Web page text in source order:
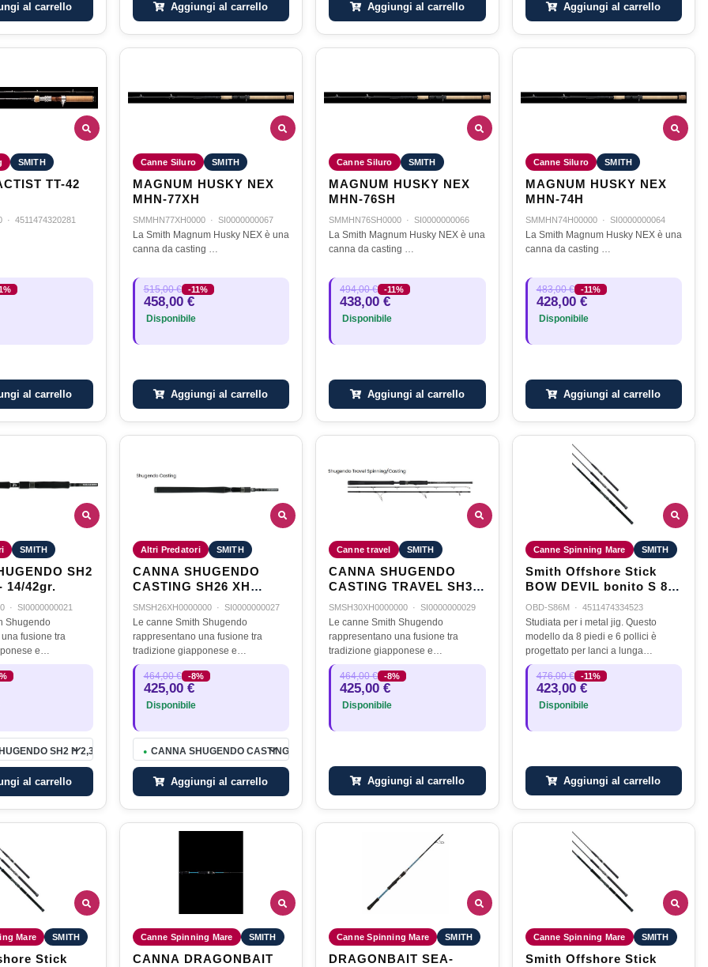
al carrello Aggiungi al carrello Aggiungi al carrello Aggiungi al carrello
SMITH
TT-42
· 4511474320281
al carrello
Canne Siluro SMITH
MAGNUM HUSKY NEX
MHN-77XH
SMMHN77XH0000 · SI0000000067
La Smith Magnum Husky NEX è una
canna da casting …
515,00 € -11%
458,00 €
Disponibile
Aggiungi al carrello
Canne Siluro SMITH
MAGNUM HUSKY NEX
MHN-76SH
SMMHN76SH0000 · SI0000000066
La Smith Magnum Husky NEX è una
canna da casting …
494,00 € -11%
438,00 €
Disponibile
Aggiungi al carrello
Canne Siluro SMITH
MAGNUM HUSKY NEX
MHN-74H
SMMHN74H00000 · SI0000000064
La Smith Magnum Husky NEX è una
canna da casting …
483,00 € -11%
428,00 €
Disponibile
Aggiungi al carrello
SMITH
SH2
- 14/42gr.
· SI0000000021
Shugendo
fusione tra
e
offrendo
di pesca strumenti
diverse tecniche e
SH2 H 2,30mt. - 14/42gr.
al carrello
Altri Predatori SMITH
CANNA SHUGENDO
CASTING SH26 XH
2,30mt. - 40/120gr.
SMSH26XH0000000 · SI0000000027
Le canne Smith Shugendo
rappresentano una fusione tra
tradizione giapponese e
innovazione tecnologica, offrendo
agli appassionati di pesca strumenti
di alta qualità per diverse tecniche e
ambienti.…
464,00 € -8%
425,00 €
Disponibile
● CANNA SHUGENDO CASTING SH26 XH 2,30mt. - 40/120gr.
Aggiungi al carrello
Canne travel SMITH
CANNA SHUGENDO
CASTING TRAVEL SH30
XH 2,20mt. - 30/100gr.
SMSH30XH0000000 · SI0000000029
Le canne Smith Shugendo
rappresentano una fusione tra
tradizione giapponese e
innovazione tecnologica, offrendo
agli appassionati di pesca strumenti
di alta qualità per diverse tecniche e
ambienti.…
464,00 € -8%
425,00 €
Disponibile
Aggiungi al carrello
Canne Spinning Mare SMITH
Smith Offshore Stick
BOW DEVIL bonito S 86
M - 8'6" 20-60 GR - 3PE
OBD-S86M · 4511474334523
Studiata per i metal jig. Questo
modello da 8 piedi e 6 pollici è
progettato per lanci a lunga
distanza. Specificamente progettato
per la pesca al bonito, offre la lunga
distanza di lancio necessaria…
476,00 € -11%
423,00 €
Disponibile
Aggiungi al carrello
Mare SMITH
Stick
Canne Spinning Mare SMITH
CANNA DRAGONBAIT
Canne Spinning Mare SMITH
DRAGONBAIT SEA-
Canne Spinning Mare SMITH
Smith Offshore Stick